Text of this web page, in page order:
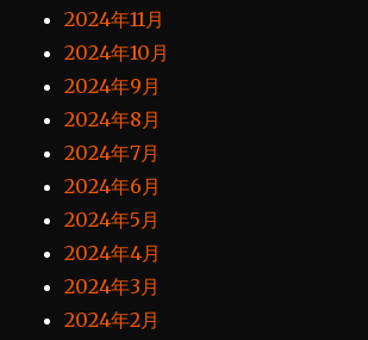
2024年11月
2024年10月
2024年9月
2024年8月
2024年7月
2024年6月
2024年5月
2024年4月
2024年3月
2024年2月